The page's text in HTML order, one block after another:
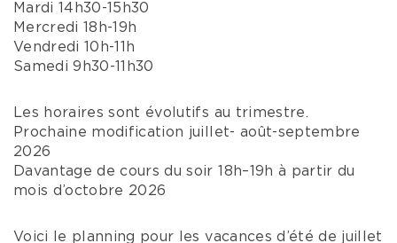
Mardi 14h30-15h30
Mercredi 18h-19h
Vendredi 10h-11h
Samedi 9h30-11h30
Les horaires sont évolutifs au trimestre.
Prochaine modification juillet- août-septembre
2026
Davantage de cours du soir 18h–19h à partir du
mois d’octobre 2026
Voici le planning pour les vacances d’été de juillet